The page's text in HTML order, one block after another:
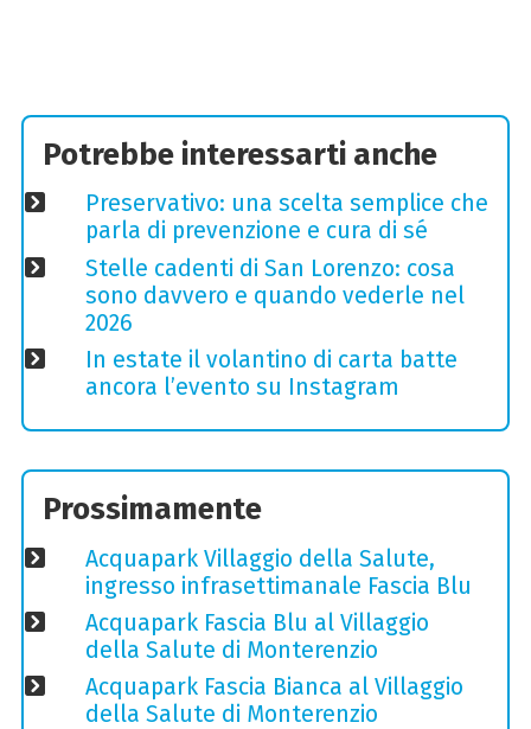
Potrebbe interessarti anche
Preservativo: una scelta semplice che
parla di prevenzione e cura di sé
Stelle cadenti di San Lorenzo: cosa
sono davvero e quando vederle nel
2026
In estate il volantino di carta batte
ancora l’evento su Instagram
Prossimamente
Acquapark Villaggio della Salute,
ingresso infrasettimanale Fascia Blu
Acquapark Fascia Blu al Villaggio
della Salute di Monterenzio
Acquapark Fascia Bianca al Villaggio
della Salute di Monterenzio